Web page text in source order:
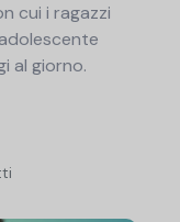
cui i ragazzi
al giorno.